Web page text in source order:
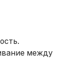
между